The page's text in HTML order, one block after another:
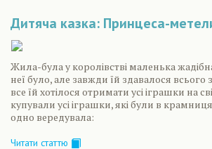
Дитяча казка: Принцеса-
Жила-була у королівстві маленька
неї було, але завжди їй здавалося всього
все їй хотілося отримати усі іграшки на
купували усі іграшки, які були в
одно вередувала:
Читати статтю